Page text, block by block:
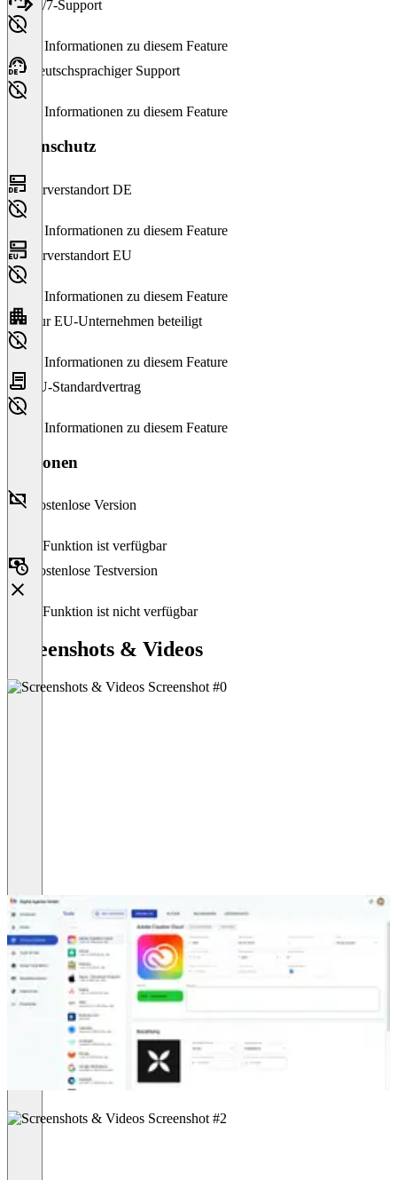
24/7-Support
Keine Informationen zu diesem Feature
Deutschsprachiger Support
Keine Informationen zu diesem Feature
Datenschutz
Serverstandort DE
Keine Informationen zu diesem Feature
Serverstandort EU
Keine Informationen zu diesem Feature
Nur EU-Unternehmen beteiligt
Keine Informationen zu diesem Feature
EU-Standardvertrag
Keine Informationen zu diesem Feature
Versionen
Kostenlose Version
Diese Funktion ist verfügbar
Kostenlose Testversion
Diese Funktion ist nicht verfügbar
Screenshots & Videos